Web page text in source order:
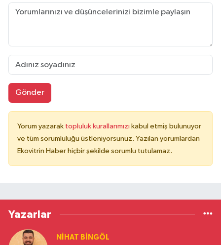
Gönder
Yorum yazarak topluluk kurallarımızı kabul etmiş bulunuyor
ve tüm sorumluluğu üstleniyorsunuz. Yazılan yorumlardan
Ekovitrin Haber hiçbir şekilde sorumlu tutulamaz.
Yazarlar
NIHAT BINGÖL